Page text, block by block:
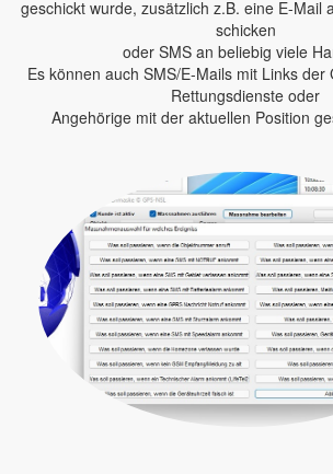
geschickt wurde, zusätzlich z.B. eine E-Mail
schicken
oder SMS an beliebig viele
Es können auch SMS/E-Mails mit Links der
Rettungsdienste oder
Angehörige mit der aktuellen Position